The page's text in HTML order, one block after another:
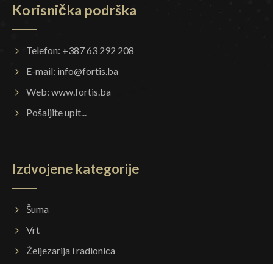
Korisnička podrška
Telefon: +387 63 292 208
E-mail: info@fortis.ba
Web: www.fortis.ba
Pošaljite upit...
Izdvojene kategorije
Šuma
Vrt
Željezarija i radionica